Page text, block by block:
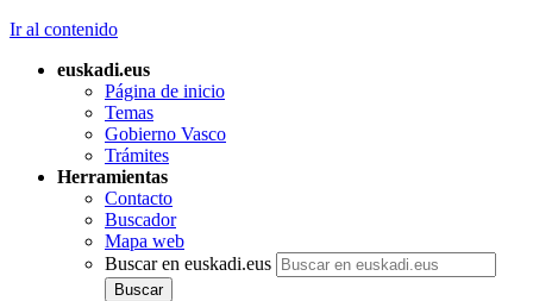
Ir al contenido
euskadi.eus
Página de inicio
Temas
Gobierno Vasco
Trámites
Herramientas
Contacto
Buscador
Mapa web
Buscar en euskadi.eus